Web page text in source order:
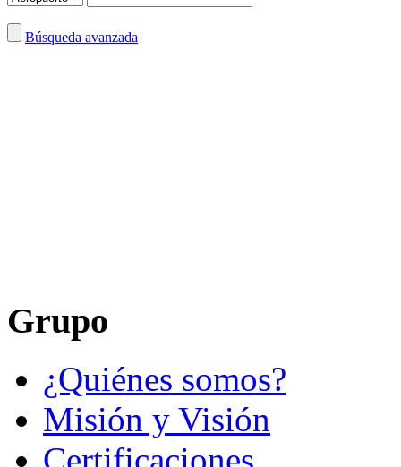
Búsqueda avanzada
Grupo
¿Quiénes somos?
Misión y Visión
Certificaciones